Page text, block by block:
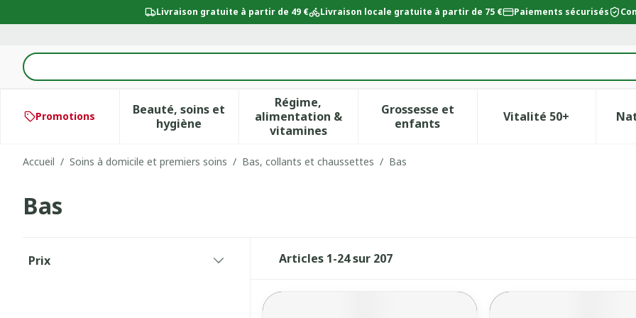
Livraison gratuite à partir de 49 € Livraison locale gratuite à partir de 75 € Paiements sécurisés
Rechercher
Promotions
Beauté, soins et
hygièneAfficher le sous-menu pour la catégorie Beauté, soins et hygiène
Régime,
alimentation &
vitamines
Afficher le sous-menu pour la catégorie Régime,
Grossesse et
enfantsAfficher le sous-menu pour la
Vitalité 50+Afficher le sous-
Accueil / Soins à domicile et premiers soins / Bas, collants et chaussettes / Bas
Bas
Prix
Articles 1-24sur 207